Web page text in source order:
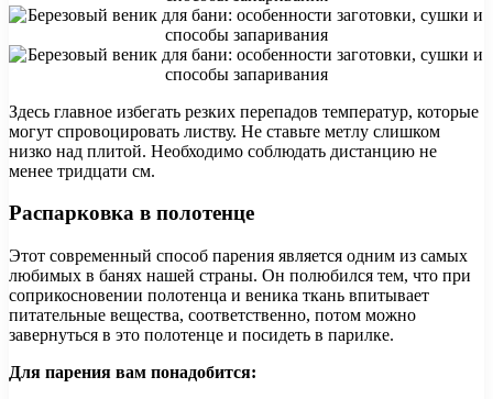
Здесь главное избегать резких перепадов температур, которые
могут спровоцировать листву. Не ставьте метлу слишком
низко над плитой. Необходимо соблюдать дистанцию ​​не
менее тридцати см.
Распарковка в полотенце
Этот современный способ парения является одним из самых
любимых в банях нашей страны. Он полюбился тем, что при
соприкосновении полотенца и веника ткань впитывает
питательные вещества, соответственно, потом можно
завернуться в это полотенце и посидеть в парилке.
Для парения вам понадобится: